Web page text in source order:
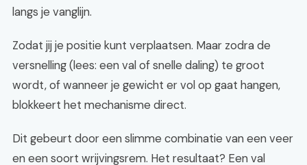
langs je vanglijn.
Zodat jij je positie kunt verplaatsen. Maar zodra de
versnelling (lees: een val of snelle daling) te groot
wordt, of wanneer je gewicht er vol op gaat hangen,
blokkeert het mechanisme direct.
Dit gebeurt door een slimme combinatie van een veer
en een soort wrijvingsrem. Het resultaat? Een val